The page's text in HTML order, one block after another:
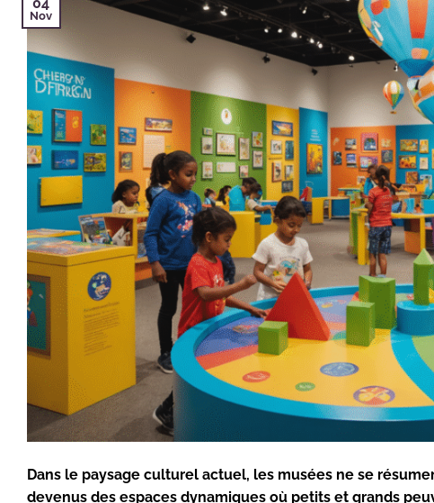
Nov
Dans le paysage culturel actuel, les musées ne se
devenus des espaces dynamiques où petits et grands